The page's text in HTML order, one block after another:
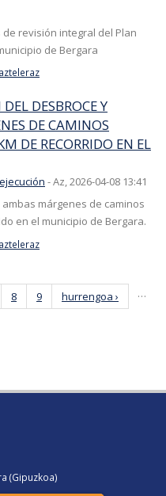
revisión integral del Plan
de Bergara
DESBROCE Y
DE CAMINOS
DE RECORRIDO EN EL
-Az, 2026-04-08 13:41
márgenes de caminos
en el municipio de Bergara.
8 9 …
hurrengoa ›
(Gipuzkoa)